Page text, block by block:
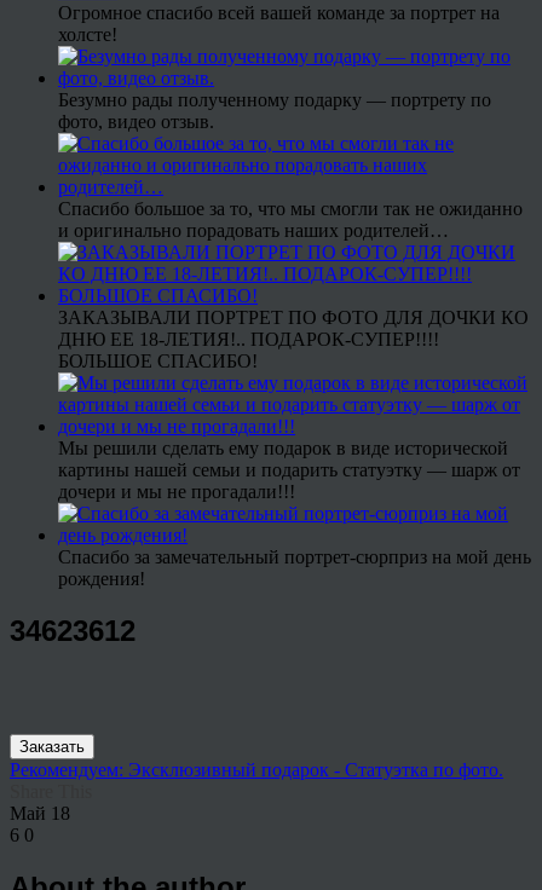
Огромное спасибо всей вашей команде за портрет на
холсте!
Безумно рады полученному подарку — портрету по
фото, видео отзыв.
Спасибо большое за то, что мы смогли так не ожиданно
и оригинально порадовать наших родителей…
ЗАКАЗЫВАЛИ ПОРТРЕТ ПО ФОТО ДЛЯ ДОЧКИ КО
ДНЮ ЕЕ 18-ЛЕТИЯ!.. ПОДАРОК-СУПЕР!!!!
БОЛЬШОЕ СПАСИБО!
Мы решили сделать ему подарок в виде исторической
картины нашей семьи и подарить статуэтку — шарж от
дочери и мы не прогадали!!!
Спасибо за замечательный портрет-сюрприз на мой день
рождения!
34623612
Заказать
Рекомендуем: Эксклюзивный подарок - Статуэтка по фото.
Май 18
6 0